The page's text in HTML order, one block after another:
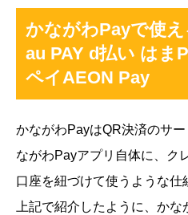
かながわPayで使
au PAY d払い はま
ペイAEON Pay
かながわPayはQR決済のサ
ながわPayアプリ自体に、ク
口座を紐づけて使うような仕
上記で紹介したように、か